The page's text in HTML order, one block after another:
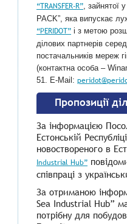
“TRANSFER-R”, зайнятої
PACK”, яка випускає
“PERIDOT” і з метою
ділових партнерів
постачальників мереж
(контактна особа –
51. E-Mail:
Пропозиції
За інформацією
Естонській
новоствореного в
Industrial Hub”
співпраці з
За отриманою
Sea Industrial Hub”
потрібну для